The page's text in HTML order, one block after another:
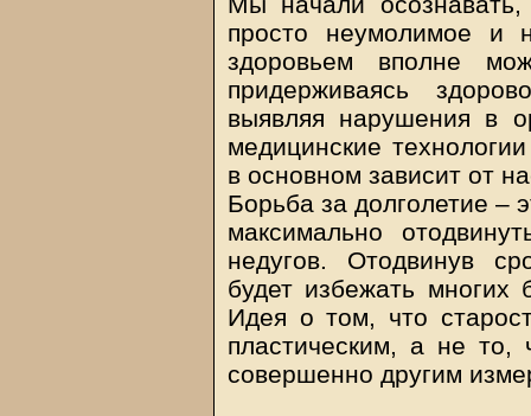
просто неумолимое и
здоровьем вполне
придерживаясь
выявляя нарушения в
медицинские
в основном зависит от
Борьба за долголетие –
максимально
недугов. Отодвинув
будет избежать многих
Идея о том, что
пластическим, а не то,
совершенно другим